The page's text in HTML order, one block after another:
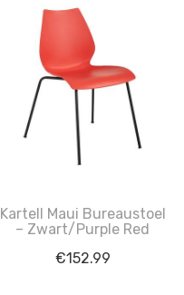
Kartell Maui Bureaustoel
– Zwart/Purple Red
€152.99